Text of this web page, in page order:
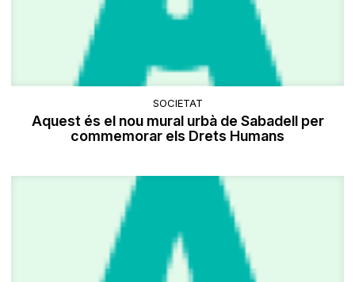
SOCIETAT
Aquest és el nou mural urbà de Sabadell per
commemorar els Drets Humans